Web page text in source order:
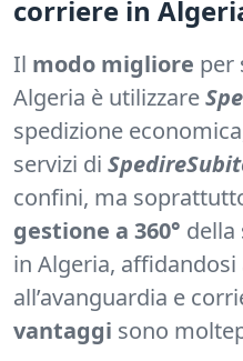
corriere in
Il modo migliore per
Algeria è utilizzare
spedizione
servizi di
confini, ma
gestione a 360° della
in Algeria,
all’avanguardia e
vantaggi sono